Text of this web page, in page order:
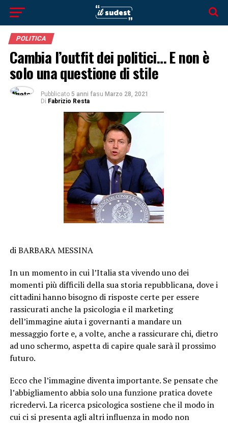
POLITICA
Cambia l’outfit dei politici… E non è
solo una questione di stile
Pubblicato 5 anni fasu Marzo 28, 2021
Di Fabrizio Resta
di BARBARA MESSINA
In un momento in cui l’Italia sta vivendo uno dei
momenti più difficili della sua storia repubblicana, dove i
cittadini hanno bisogno di risposte certe per essere
rassicurati anche la psicologia e il marketing
dell’immagine aiuta i governanti a mandare un
messaggio forte e, a volte, anche a rassicurare chi, dietro
ad uno schermo, aspetta di capire quale sarà il prossimo
futuro.
Ecco che l’immagine diventa importante. Se pensate che
l’abbigliamento abbia solo una funzione pratica dovete
ricredervi. La ricerca psicologica sostiene che il modo in
cui ci si presenta agli altri influenza in modo non